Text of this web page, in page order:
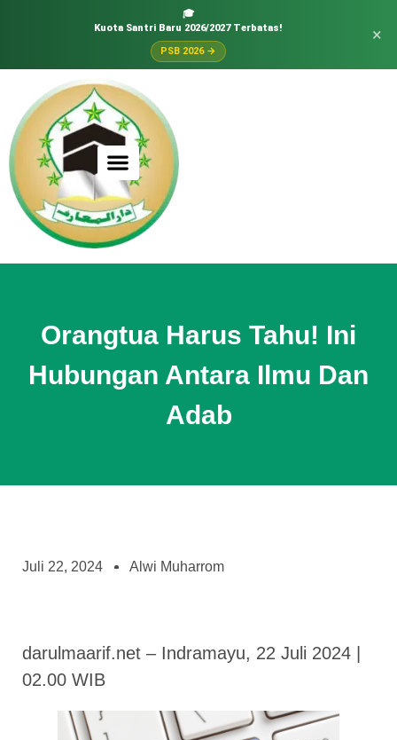
🎓
Kuota Santri Baru 2026/2027 Terbatas!
PSB 2026 →
×
Orangtua Harus Tahu! Ini
Hubungan Antara Ilmu Dan
Adab
Juli 22, 2024 Alwi Muharrom
darulmaarif.net – Indramayu, 22 Juli 2024 |
02.00 WIB